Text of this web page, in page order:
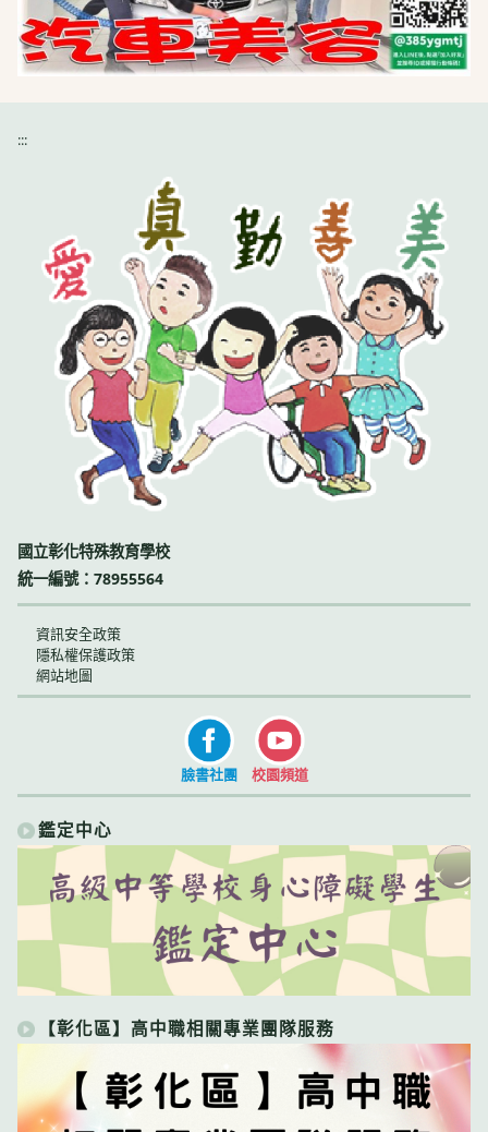
:::
國立彰化特殊教育學校
統一編號：78955564
資訊安全政策
隱私權保護政策
網站地圖
臉書社團 校園頻道
鑑定中心
【彰化區】高中職相關專業團隊服務